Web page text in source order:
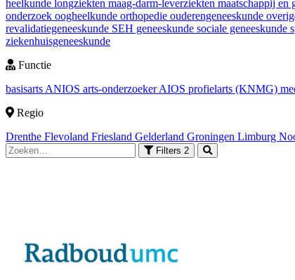
heelkunde longziekten maag-darm-leverziekten maatschappij en
onderzoek oogheelkunde orthopedie ouderengeneeskunde
revalidatiegeneeskunde SEH geneeskunde sociale geneeskunde
ziekenhuisgeneeskunde
Functie
basisarts ANIOS arts-onderzoekerAIOS profielarts (KNMG)
Regio
Drenthe Flevoland Friesland Gelderland Groningen Limburg
Filters 2